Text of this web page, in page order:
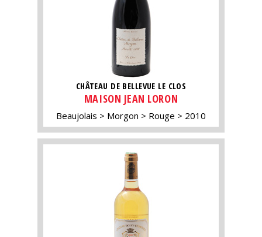
CHÂTEAU DE BELLEVUE LE CLOS
MAISON JEAN LORON
Beaujolais Morgon Rouge 2010